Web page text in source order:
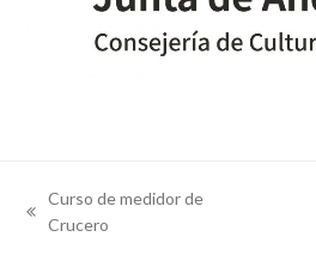
previous
Curso de medidor de
Crucero